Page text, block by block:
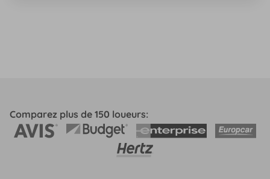
Comparez plus de 150 loueurs: